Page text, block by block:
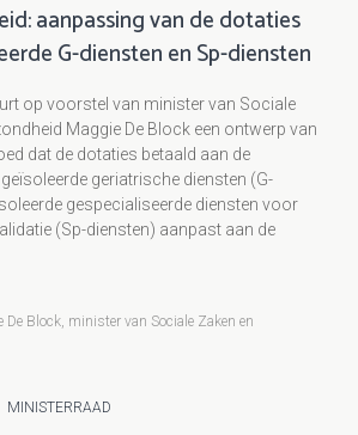
aanpassing van de dotaties
G-diensten en Sp-diensten
op voorstel van minister van Sociale
Maggie De Block een ontwerp van
dat de dotaties betaald aan de
geriatrische diensten (G-
gespecialiseerde diensten voor
(Sp-diensten) aanpast aan de
Block, minister van Sociale Zaken en
MINISTERRAAD